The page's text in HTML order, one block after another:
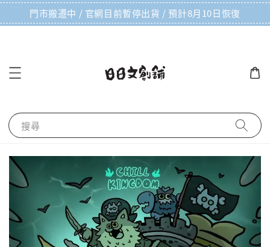
門市搬遷中 / 官網目前暫停出貨 / 預計8月10日恢復
搜尋